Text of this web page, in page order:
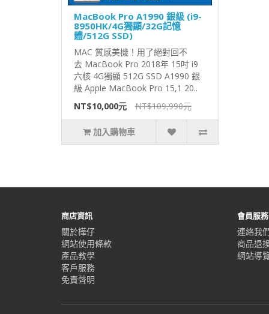
MacBook Pro A1990 銀級 (i9-
8950HK/4G獨顯/32G記憶
體/512G SSD)
MAC 質感美機！用了絕對回不
去 MacBook Pro 2018年 15吋 i9
六核 4G獨顯 512G SSD A1990 銀
級 Apple MacBook Pro 15,1 20..
NT$10,000元
NT$109,990元
加入購物車
商店資訊
關於樺仔
網站使用條款
產品教學
客戶服務
免責聲明
會員服務
連絡我
商品退
網站導